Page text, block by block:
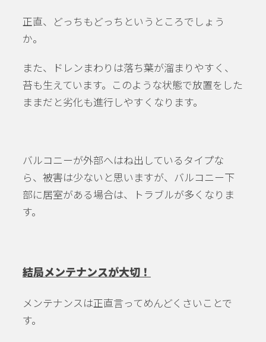
正直、どっちもどっちというところでしょう
か。
また、ドレンまわりは落ち葉が溜まりやすく、
苔も生えています。このような状態で放置をした
ままだと劣化も進行しやすくなります。
バルコニーが外部へはね出しているタイプな
ら、被害は少ないと思いますが、バルコニー下
部に居室がある場合は、トラブルが多くなりま
す。
結局メンテナンスが大切！
メンテナンスは正直言ってめんどくさいことで
す。